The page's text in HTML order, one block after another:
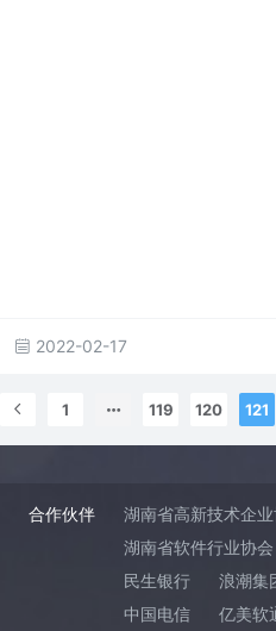
2022-02-17
1 119 120 121
合作伙伴
湖南省高新技术企
湖南省软件行业协会
民生银行
浪潮集
中国电信
亿美软